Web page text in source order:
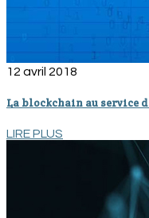
12 avril 2018
La blockchain au service
LIRE PLUS